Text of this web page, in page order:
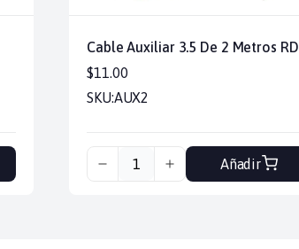
Cable Auxiliar 3.5 De 2 Metros RD
$11.00
SKU:AUX2
Añadir